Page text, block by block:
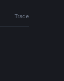
Trade